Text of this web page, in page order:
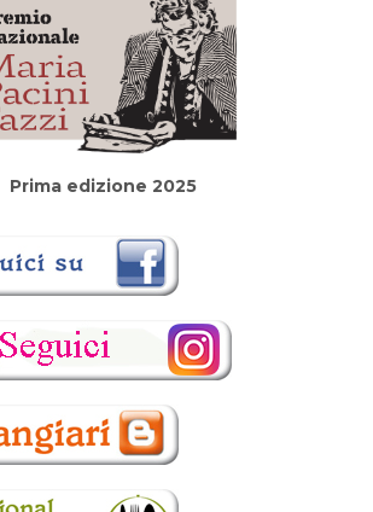
Prima edizione 2025